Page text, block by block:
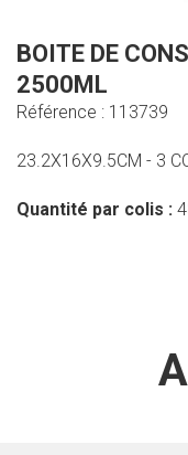
BOITE DE
2500ML
Référence : 113739
23.2X16X9.5CM - 3
Quantité par colis :